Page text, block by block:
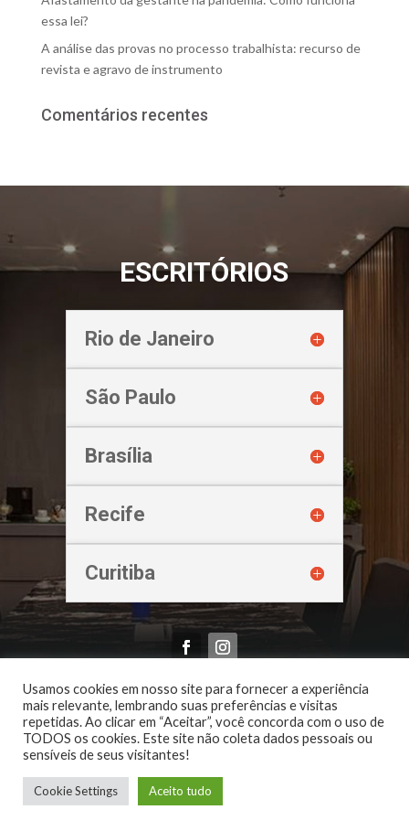
essa lei?
A análise das provas no processo trabalhista: recurso de
revista e agravo de instrumento
Comentários recentes
ESCRITÓRIOS
Rio de Janeiro
São Paulo
Brasília
Recife
Curitiba
Oliveira & Imbroinisio Advogados Associados | 2026
Usamos cookies em nosso site para fornecer a experiência
mais relevante, lembrando suas preferências e visitas
repetidas. Ao clicar em “Aceitar”, você concorda com o uso de
TODOS os cookies. Este site não coleta dados pessoais ou
sensíveis de seus visitantes!
Cookie Settings Aceito tudo